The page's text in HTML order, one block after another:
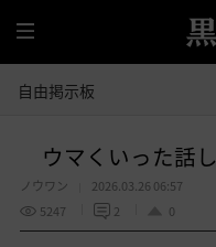
全
体
自由掲示板
ウマくいった話し
ノウワン
2026.03.26 06:57
5247
2 0